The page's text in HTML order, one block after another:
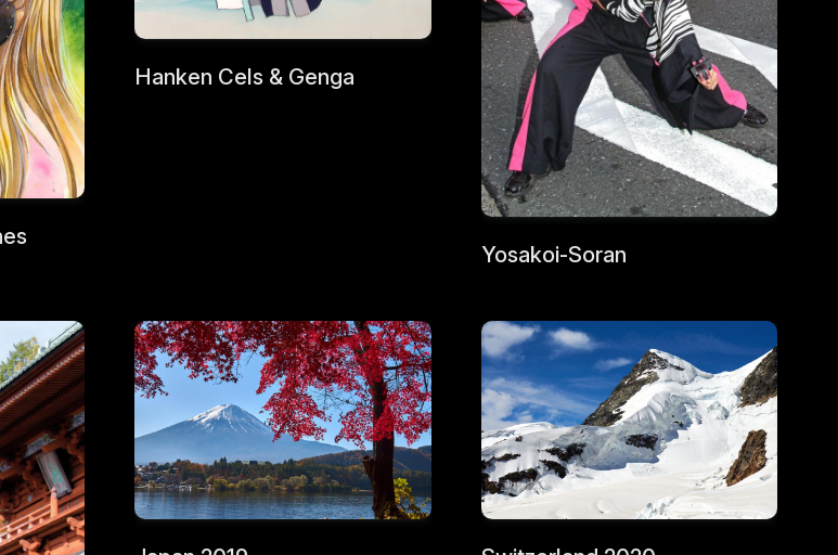
Hanken Cels & Genga
Yosakoi-Soran